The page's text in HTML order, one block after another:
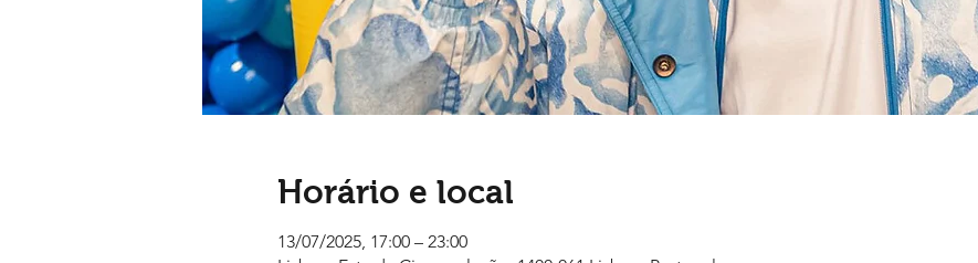
Horário e local
13/07/2025, 17:00 – 23:00